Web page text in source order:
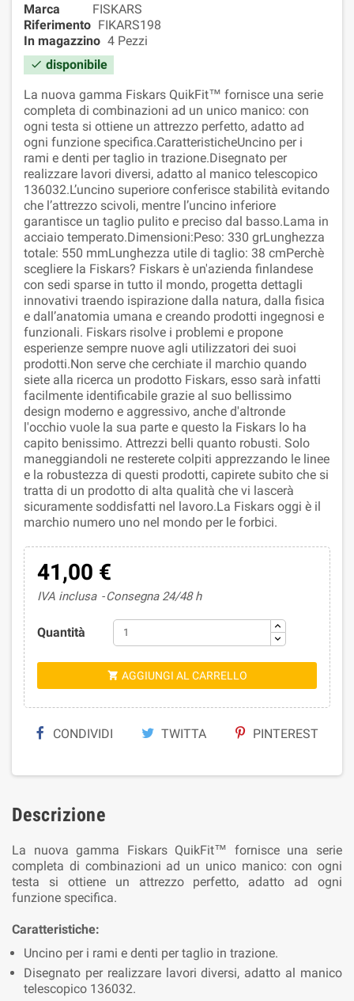
Marca
FISKARS
Riferimento FIKARS198
In magazzino 4 Pezzi
 disponibile
La nuova gamma Fiskars QuikFit™ fornisce una serie
completa di combinazioni ad un unico manico: con
ogni testa si ottiene un attrezzo perfetto, adatto ad
ogni funzione specifica.CaratteristicheUncino per i
rami e denti per taglio in trazione.Disegnato per
realizzare lavori diversi, adatto al manico telescopico
136032.L’uncino superiore conferisce stabilità evitando
che l’attrezzo scivoli, mentre l’uncino inferiore
garantisce un taglio pulito e preciso dal basso.Lama in
acciaio temperato.Dimensioni:Peso: 330 grLunghezza
totale: 550 mmLunghezza utile di taglio: 38 cmPerchè
scegliere la Fiskars? Fiskars è un'azienda finlandese
con sedi sparse in tutto il mondo, progetta dettagli
innovativi traendo ispirazione dalla natura, dalla fisica
e dall’anatomia umana e creando prodotti ingegnosi e
funzionali. Fiskars risolve i problemi e propone
esperienze sempre nuove agli utilizzatori dei suoi
prodotti.Non serve che cerchiate il marchio quando
siete alla ricerca un prodotto Fiskars, esso sarà infatti
facilmente identificabile grazie al suo bellissimo
design moderno e aggressivo, anche d'altronde
l'occhio vuole la sua parte e questo la Fiskars lo ha
capito benissimo. Attrezzi belli quanto robusti. Solo
maneggiandoli ne resterete colpiti apprezzando le linee
e la robustezza di questi prodotti, capirete subito che si
tratta di un prodotto di alta qualità che vi lascerà
sicuramente soddisfatti nel lavoro.La Fiskars oggi è il
marchio numero uno nel mondo per le forbici.
41,00 €
IVA inclusa Consegna 24/48 h
Quantità
 AGGIUNGI AL CARRELLO
CONDIVIDI TWITTA PINTEREST
Descrizione
La nuova gamma Fiskars QuikFit™ fornisce una serie
completa di combinazioni ad un unico manico: con ogni
testa si ottiene un attrezzo perfetto, adatto ad ogni
funzione specifica.
Caratteristiche:
Uncino per i rami e denti per taglio in trazione.
Disegnato per realizzare lavori diversi, adatto al manico
telescopico 136032.